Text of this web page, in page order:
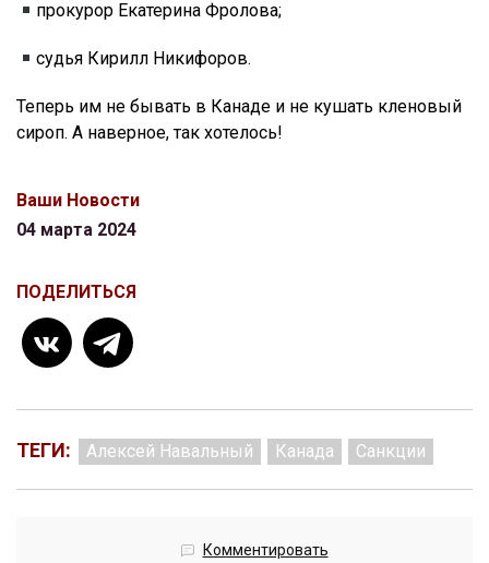
прокурор Екатерина Фролова;
судья Кирилл Никифоров.
Теперь им не бывать в Канаде и не кушать кленовый
сироп. А наверное, так хотелось!
Ваши Новости
04 марта 2024
ПОДЕЛИТЬСЯ
ТЕГИ: Алексей Навальный Канада Санкции
Комментировать